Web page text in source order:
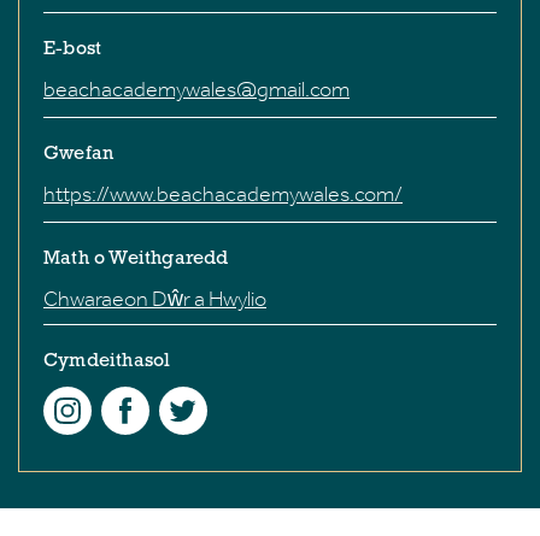
E-bost
beachacademywales@gmail.com
Gwefan
https://www.beachacademywales.com/
Math o Weithgaredd
Chwaraeon Dŵr a Hwylio
Cymdeithasol